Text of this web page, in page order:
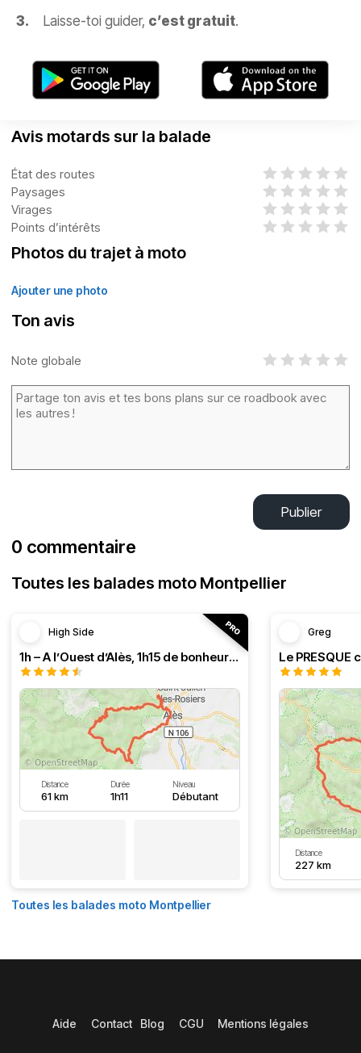
Laisse-toi guider, c’est gratuit.
Avis motards sur la balade
État des routes
Paysages
Virages
Points d’intérêts
Photos du trajet à moto
Ajouter une photo
Ton avis
Note globale
Publier
0 commentaire
Toutes les balades moto Montpellier
High Side
1h – A l’Ouest d’Alès, 1h15 de bonheur (HSRF23)
Distance
61 km
Durée
1h11
Niveau
Débutant
Greg
Distance
227 km
Toutes les balades moto Montpellier
Aide Contact Blog CGU Mentions légales